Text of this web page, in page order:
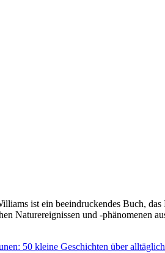
ist ein beeindruckendes Buch,
Naturereignissen und -phänomenen
50 kleine Geschichten über